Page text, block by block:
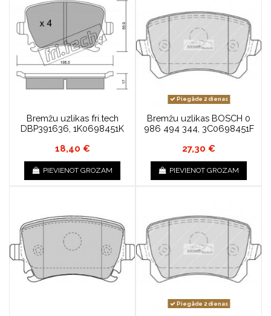
Bremžu uzlikas fri.tech
DBP391636, 1K0698451K
18,40 €
PIEVIENOT GROZAM
Piegāde 2 dienas
Bremžu uzlikas BOSCH 0
986 494 344, 3C0698451F
27,30 €
PIEVIENOT GROZAM
Piegāde 2 dienas